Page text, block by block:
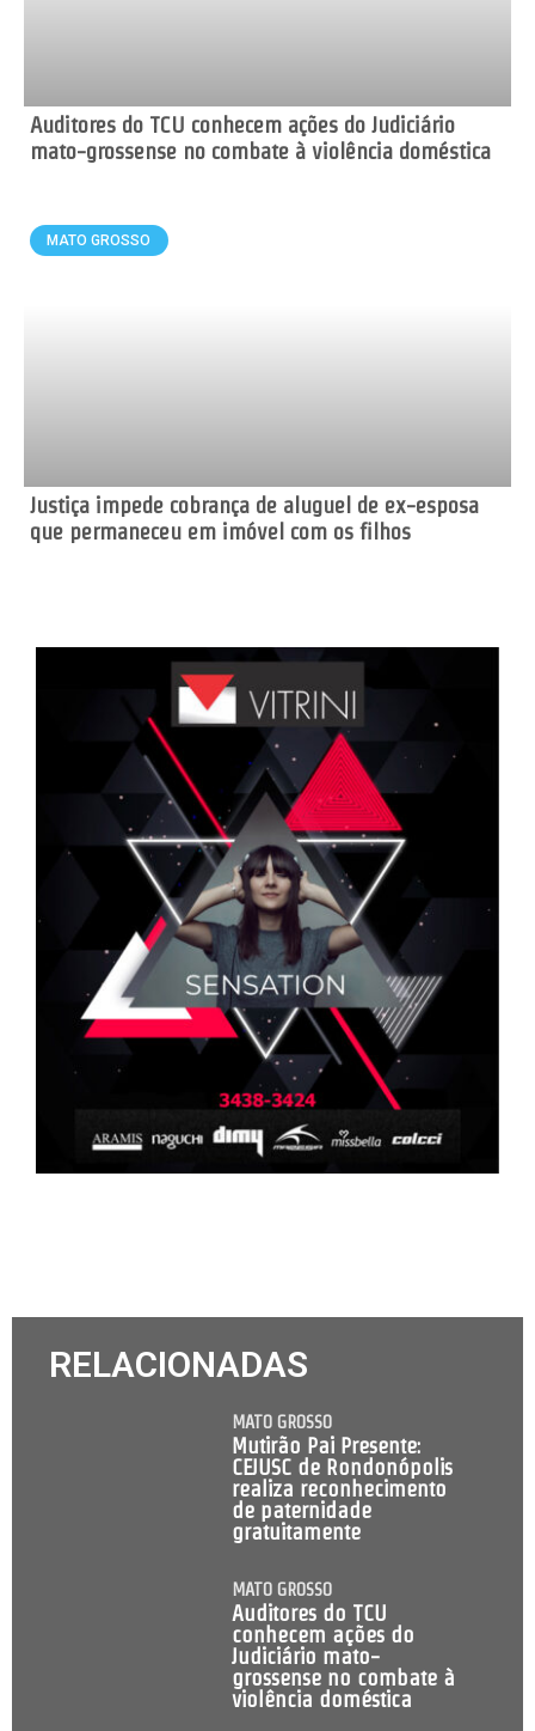
Auditores do TCU conhecem ações do Judiciário
mato-grossense no combate à violência doméstica
MATO GROSSO
Justiça impede cobrança de aluguel de ex-esposa
que permaneceu em imóvel com os filhos
RELACIONADAS
MATO GROSSO
Mutirão Pai Presente:
CEJUSC de Rondonópolis
realiza reconhecimento
de paternidade
gratuitamente
MATO GROSSO
Auditores do TCU
conhecem ações do
Judiciário mato-
grossense no combate à
violência doméstica